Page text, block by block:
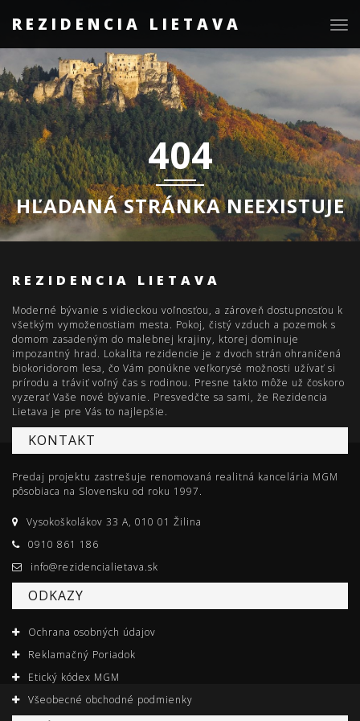
REZIDENCIA LIETAVA
404
HĽADANÁ STRÁNKA NEEXISTUJE
REZIDENCIA LIETAVA
Moderné bývanie s vidieckou voľnosťou, a zároveň dostupnosťou k
všetkým vymoženostiam mesta. Pokoj, čistý vzduch a pozemok s
domom zasadeným do malebnej krajiny, ktorej dominuje
impozantný hrad. Lokalita rezidencie je z dvoch strán ohraničená
biokoridorom lesa, čo Vám ponúkne veľkorysé možnosti užívať si
prírodu a tráviť voľný čas s rodinou. Presne takto môže už čoskoro
vyzerať Vaše nové bývanie. Presvedčte sa sami, že Rezidencia
Lietava je pre Vás to najlepšie.
KONTAKT
Predaj projektu zastrešuje renomovaná realitná kancelária MGM
pôsobiaca na Slovensku od roku 1997.
Vysokoškolákov 33 A, 010 01 Žilina
0910 861 186
info@rezidencialietava.sk
ODKAZY
Ochrana osobných údajov
Reklamačný Poriadok
Etický kódex MGM
Všeobecné obchodné podmienky